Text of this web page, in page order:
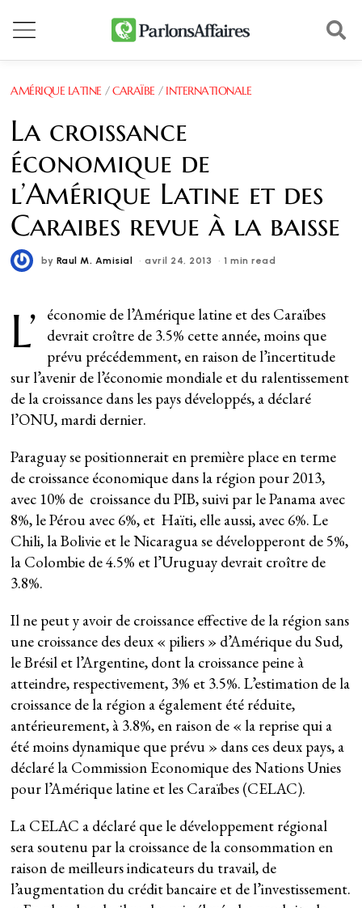
AMÉRIQUE LATINE / CARAÏBE / INTERNATIONALE
La croissance
économique de
l’Amérique Latine et des
Caraibes revue à la baisse
by Raul M. Amisial avril 24, 2013 1 min read
L’ économie de l’Amérique latine et des Caraïbes
devrait croître de 3.5% cette année, moins que
prévu précédemment, en raison de l’incertitude
sur l’avenir de l’économie mondiale et du ralentissement
de la croissance dans les pays développés, a déclaré
l’ONU, mardi dernier.
Paraguay se positionnerait en première place en terme
de croissance économique dans la région pour 2013,
avec 10% de croissance du PIB, suivi par le Panama avec
8%, le Pérou avec 6%, et Haïti, elle aussi, avec 6%. Le
Chili, la Bolivie et le Nicaragua se développeront de 5%,
la Colombie de 4.5% et l’Uruguay devrait croître de
3.8%.
Il ne peut y avoir de croissance effective de la région sans
une croissance des deux « piliers » d’Amérique du Sud,
le Brésil et l’Argentine, dont la croissance peine à
atteindre, respectivement, 3% et 3.5%. L’estimation de la
croissance de la région a également été réduite,
antérieurement, à 3.8%, en raison de « la reprise qui a
été moins dynamique que prévu » dans ces deux pays, a
déclaré la Commission Economique des Nations Unies
pour l’Amérique latine et les Caraïbes (CELAC).
La CELAC a déclaré que le développement régional
sera soutenu par la croissance de la consommation en
raison de meilleurs indicateurs du travail, de
l’augmentation du crédit bancaire et de l’investissement.